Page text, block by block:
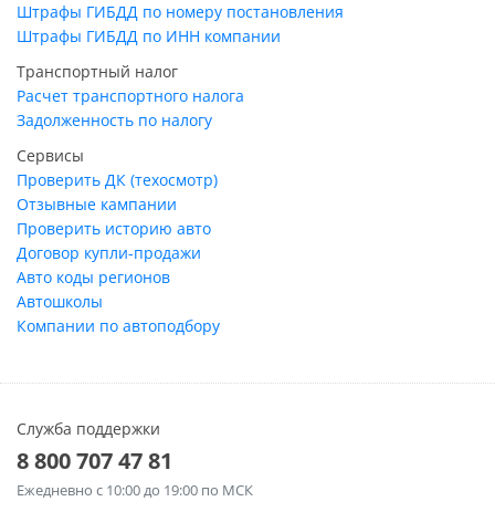
Штрафы ГИБДД по номеру постановления
Штрафы ГИБДД по ИНН компании
Транспортный налог
Расчет транспортного налога
Задолженность по налогу
Сервисы
Проверить ДК (техосмотр)
Отзывные кампании
Проверить историю авто
Договор купли-продажи
Авто коды регионов
Автошколы
Компании по автоподбору
Служба поддержки
8 800 707 47 81
Ежедневно с 10:00 до 19:00 по МСК